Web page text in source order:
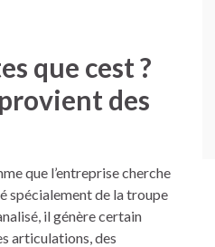
que cest ?
des
que l’entreprise cherche
spécialement de la troupe
il génère certain
articulations, des